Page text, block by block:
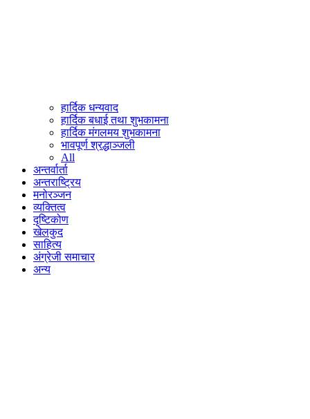
हार्दिक धन्यवाद
हार्दिक बधाई तथा शुभकामना
हार्दिक मंगलमय शुभकामना
भावपूर्ण श्रद्धाञ्जली
All
अन्तर्वार्ता
अन्तराष्ट्रिय
मनोरञ्जन
व्यक्तित्व
दृष्टिकोण
खेलकुद
साहित्य
अंग्रेजी समाचार
अन्य